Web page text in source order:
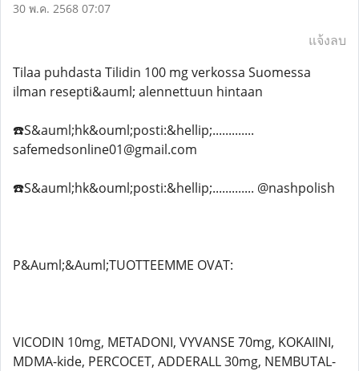
30 พ.ค. 2568 07:07
แจ้งลบ
Tilaa puhdasta Tilidin 100 mg verkossa Suomessa
ilman resepti&auml; alennettuun hintaan
☎️S&auml;hk&ouml;posti:&hellip;.............
safemedsonline01@gmail.com
☎️S&auml;hk&ouml;posti:&hellip;............. @nashpolish
P&Auml;&Auml;TUOTTEEMME OVAT:
VICODIN 10mg, METADONI, VYVANSE 70mg, KOKAIINI,
MDMA-kide, PERCOCET, ADDERALL 30mg, NEMBUTAL-